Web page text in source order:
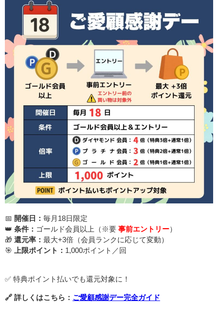
📅 開催日： 毎月18日限定
👑 条件： ゴールド会員以上（※要 事前エントリー）
🎁 還元率： 最大+3倍（会員ランクに応じて変動）
🎯
上限ポイント： 1,000ポイント／回
✅ 特典ポイント払いでも還元対象に！
🔗 詳しくはこちら： ご愛顧感謝デー完全ガイド